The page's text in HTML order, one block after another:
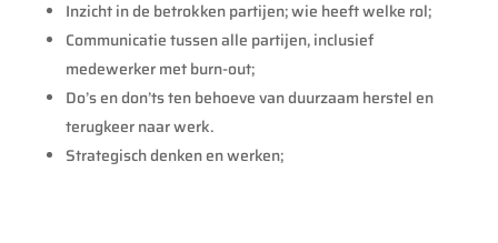
Inzicht in de betrokken partijen; wie heeft welke rol;
Communicatie tussen alle partijen, inclusief
medewerker met burn-out;
Do’s en don’ts ten behoeve van duurzaam herstel en
terugkeer naar werk.
Strategisch denken en werken;